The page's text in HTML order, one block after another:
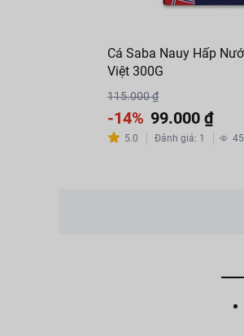
Cá Saba Nauy Hấp
Việt 300G
115.000 ₫
-14% 99.000 ₫
5.0 Đánh giá: 1 45